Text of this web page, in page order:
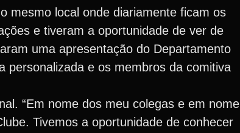
mesmo local onde diariamente ficam os
e tiveram a oportunidade de ver de
uma apresentação do Departamento
personalizada e os membros da comitiva
“Em nome dos meu colegas e em nome
Tivemos a oportunidade de conhecer